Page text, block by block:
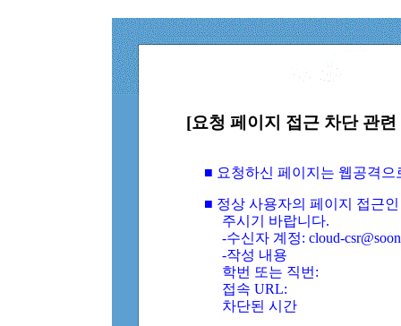
[요청 페이지 접근 차단 관
■ 요청하신 페이지는 웹공격
■ 정상 사용자의 페이지 접근
주시기 바랍니다.
-수신자 계정: cloud-
-작성 내용
학번 또는 직번:
접속 URL:
차단된 시간